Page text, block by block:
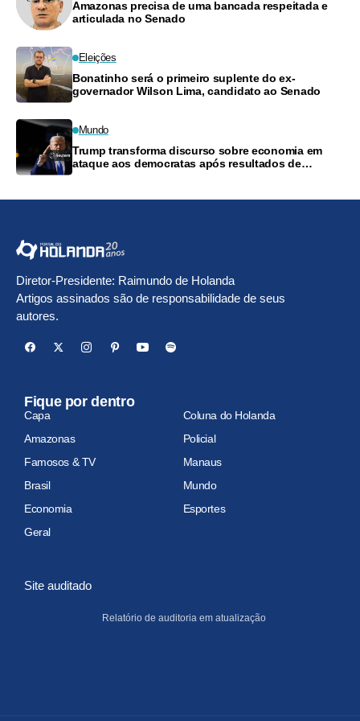
Amazonas precisa de uma bancada respeitada e
articulada no Senado
Eleições
Bonatinho será o primeiro suplente do ex-
governador Wilson Lima, candidato ao Senado
Mundo
Trump transforma discurso sobre economia em
ataque aos democratas após resultados de
Diretor-Presidente: Raimundo de Holanda
Artigos assinados são de responsabilidade de seus
autores.
Fique por dentro
Capa
Coluna do Holanda
Amazonas
Policial
Famosos & TV
Manaus
Brasil
Mundo
Economia
Esportes
Geral
Site auditado
Relatório de auditoria em atualização